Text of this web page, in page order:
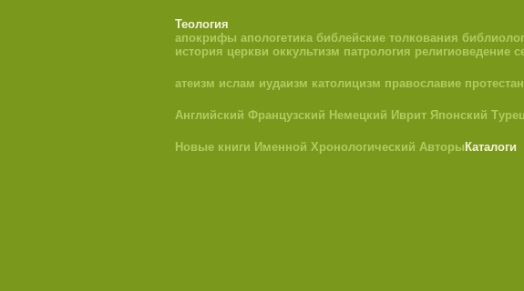
Теология
апокрифы апологетика библейские толкования
история церкви оккультизм патрология религиоведение
атеизм ислам иудаизм католицизм православие
Английский Французский Немецкий Иврит Японский
Каталоги
Новые книги Именной Хронологический Авторы